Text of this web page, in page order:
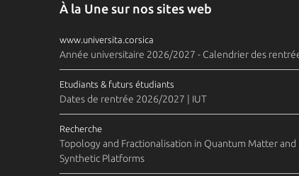
À la Une sur nos sites web
www.universita.corsica
Année universitaire 2026/2027 - Calendrier des
Etudiants & futurs étudiants
Dates de rentrée 2026/2027 | IUT
Recherche
Topology and Fractionalisation in Quantum Matter and
Synthetic Platforms